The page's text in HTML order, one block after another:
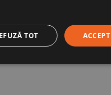
ACCEPT
TOT